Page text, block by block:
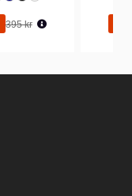
Ordinarie pris:
395 kr